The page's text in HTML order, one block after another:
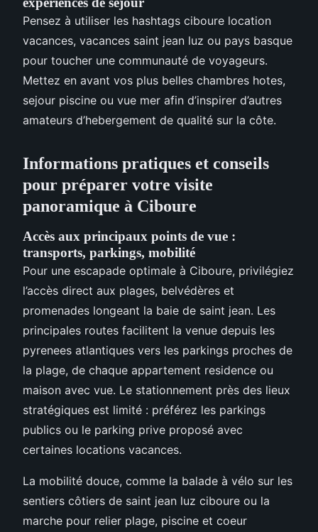
Pensez à utiliser les hashtags ciboure location
vacances, vacances saint jean luz ou pays basque
pour toucher une communauté de voyageurs.
Mettez en avant vos plus belles chambres hotes,
sejour piscine ou vue mer afin d’inspirer d’autres
amateurs d’hebergement de qualité sur la côte.
Informations pratiques et conseils
pour préparer votre visite
panoramique à Ciboure
Accès aux principaux points de vue :
transports, parkings, mobilité
Pour une escapade optimale à Ciboure, privilégiez
l’accès direct aux plages, belvédères et
promenades longeant la baie de saint jean. Les
principales routes facilitent la venue depuis les
pyrenees atlantiques vers les parkings proches de
la plage, de chaque appartement residence ou
maison avec vue. Le stationnement près des lieux
stratégiques est limité : préférez les parkings
publics ou le parking prive proposé avec
certaines locations vacances.
La mobilité douce, comme la balade à vélo sur les
sentiers côtiers de saint jean luz ciboure ou la
marche pour relier plage, piscine et coeur